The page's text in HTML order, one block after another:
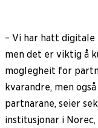
– Vi har hatt digitale
men det er viktig å
moglegheit for
kvarandre, men
partnarane, seier
institusjonar i Norec,